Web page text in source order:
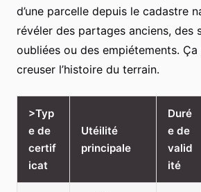
d’une parcelle depuis le cadastre
révéler des partages anciens, des
oubliées ou des empiétements.
creuser l’histoire du terrain.
>Typ
e de
certif
icat
Utéilité
principale
Duré
e de
valid
ité